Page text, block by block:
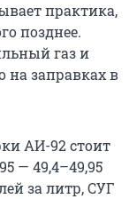
практика,
позднее.
газ и
на заправках в
АИ-92 стоит
— 49,4–49,95
за литр, СУГ